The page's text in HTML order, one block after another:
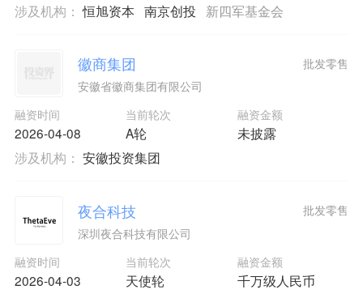
涉及机构：恒旭资本 南京创投 新四军基金会
徽商集团
安徽省徽商集团有限公司
融资时间
2026-04-08
当前轮次
A轮
融资金额
未披露
批发零售
涉及机构： 安徽投资集团
夜合科技
深圳夜合科技有限公司
融资时间
2026-04-03
当前轮次
天使轮
融资金额
千万级人民币
批发零售